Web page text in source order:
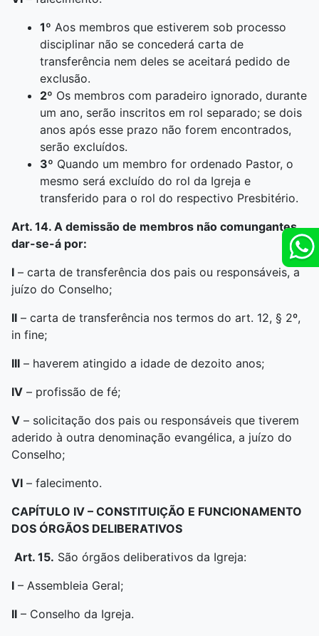
1º Aos membros que estiverem sob processo
disciplinar não se concederá carta de
transferência nem deles se aceitará pedido de
exclusão.
2º Os membros com paradeiro ignorado, durante
um ano, serão inscritos em rol separado; se dois
anos após esse prazo não forem encontrados,
serão excluídos.
3º Quando um membro for ordenado Pastor, o
mesmo será excluído do rol da Igreja e
transferido para o rol do respectivo Presbitério.
Art. 14. A demissão de membros não comungantes
dar-se-á por:
I – carta de transferência dos pais ou responsáveis, a
juízo do Conselho;
II – carta de transferência nos termos do art. 12, § 2º,
in fine;
III – haverem atingido a idade de dezoito anos;
IV – profissão de fé;
V – solicitação dos pais ou responsáveis que tiverem
aderido à outra denominação evangélica, a juízo do
Conselho;
VI – falecimento.
CAPÍTULO IV – CONSTITUIÇÃO E FUNCIONAMENTO
DOS ÓRGÃOS DELIBERATIVOS
Art. 15. São órgãos deliberativos da Igreja:
I – Assembleia Geral;
II – Conselho da Igreja.